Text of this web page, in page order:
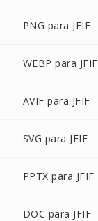
PNG para JFIF
WEBP para JFIF
AVIF para JFIF
SVG para JFIF
PPTX para JFIF
DOC para JFIF